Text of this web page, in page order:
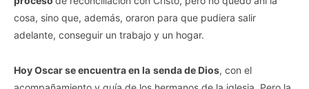
cosa, sino que, además, oraron para que pudiera salir
adelante, conseguir un trabajo y un hogar.
Hoy Oscar se encuentra en la senda de Dios, con el